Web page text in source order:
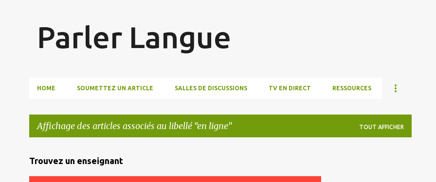
Parler Langue
HOME SOUMETTEZ UN ARTICLE SALLES DE DISCUSSIONS TV EN DIRECT RESSOURCES
Affichage des articles associés au libellé en ligne TOUT AFFICHER
A
r
Trouvez un enseignant